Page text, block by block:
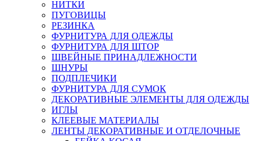
НИТКИ
ПУГОВИЦЫ
РЕЗИНКА
ФУРНИТУРА ДЛЯ ОДЕЖДЫ
ФУРНИТУРА ДЛЯ ШТОР
ШВЕЙНЫЕ ПРИНАДЛЕЖНОСТИ
ШНУРЫ
ПОДПЛЕЧИКИ
ФУРНИТУРА ДЛЯ СУМОК
ДЕКОРАТИВНЫЕ ЭЛЕМЕНТЫ ДЛЯ ОДЕЖДЫ
ИГЛЫ
КЛЕЕВЫЕ МАТЕРИАЛЫ
ЛЕНТЫ ДЕКОРАТИВНЫЕ И ОТДЕЛОЧНЫЕ